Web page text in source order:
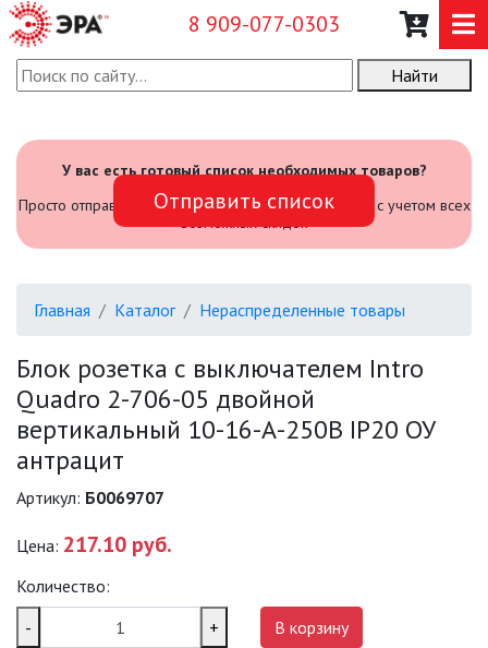
8 909-077-0303
О КОМПАНИИ
САДОВЫЙ ИНВЕНТАРЬ И
ИНСТРУМЕНТЫ
ОФИСНЫЕ ПОДВЕСНЫЕ
ПРОЖЕКТОРЫ
САДОВЫЕ ФАСАДНЫЕ
Найти
У вас есть готовый список необходимых товаров?
Просто отправьте его нам и мы посчитаем стоимость с учетом всех
возможных скидок
Отправить список
Главная Каталог Нераспределенные товары
Блок розетка с выключателем Intro
Quadro 2-706-05 двойной
вертикальный 10-16-А-250В IP20 ОУ
антрацит
Артикул: Б0069707
Цена: 217.10 руб.
Количество:
-
+
В корзину